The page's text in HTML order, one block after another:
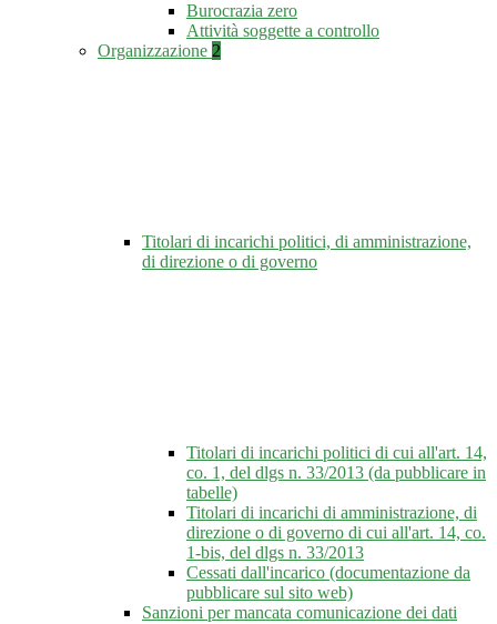
Burocrazia zero
Attività soggette a controllo
Organizzazione 2
Titolari di incarichi politici, di amministrazione,
di direzione o di governo
Titolari di incarichi politici di cui all'art. 14,
co. 1, del dlgs n. 33/2013 (da pubblicare in
tabelle)
Titolari di incarichi di amministrazione, di
direzione o di governo di cui all'art. 14, co.
1-bis, del dlgs n. 33/2013
Cessati dall'incarico (documentazione da
pubblicare sul sito web)
Sanzioni per mancata comunicazione dei dati